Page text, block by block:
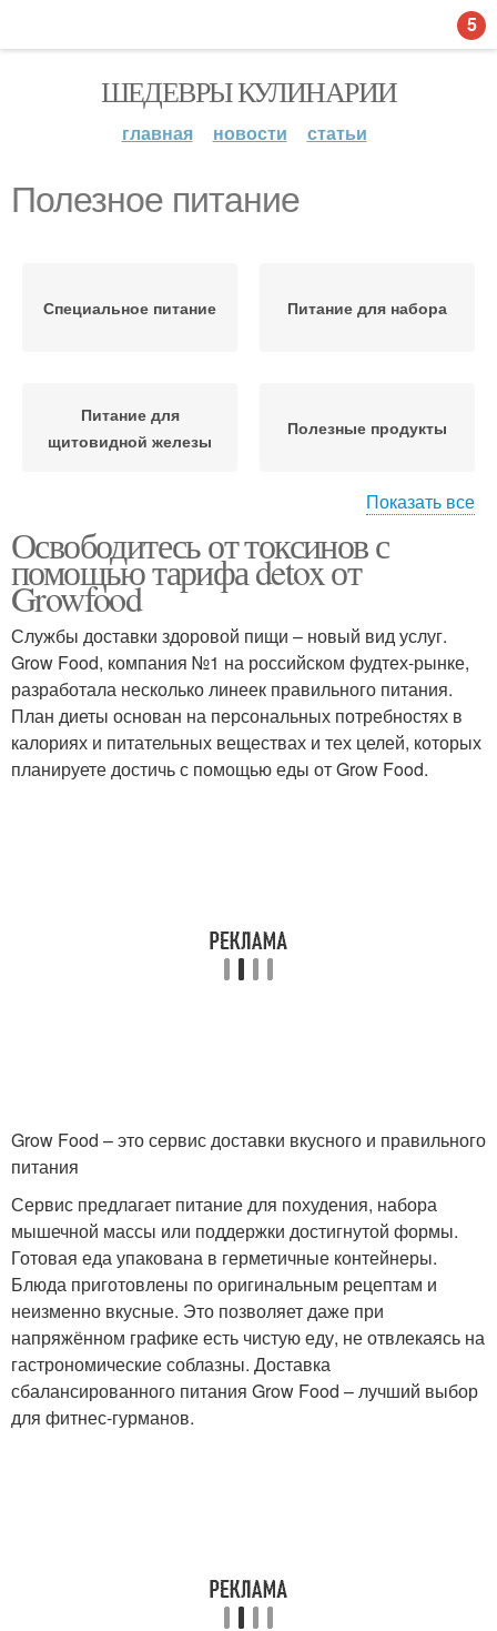
ШЕДЕВРЫ КУЛИНАРИИ
главная новости статьи
Полезное питание
Специальное питание Питание для набора
Питание для
щитовидной железы
Полезные продукты
Питание при узлах
гипотиреозе
Советы по питанию
Рекомендации по
диетическому питанию
Питание при
Питание с пользой
Показать все
Освободитесь от токсинов с
помощью тарифа detox от
Growfood
Службы доставки здоровой пищи – новый вид услуг.
Grow Food, компания №1 на российском фудтех-рынке,
разработала несколько линеек правильного питания.
План диеты основан на персональных потребностях в
калориях и питательных веществах и тех целей, которых
планируете достичь с помощью еды от Grow Food.
Grow Food – это сервис доставки вкусного и правильного
питания
Сервис предлагает питание для похудения, набора
мышечной массы или поддержки достигнутой формы.
Готовая еда упакована в герметичные контейнеры.
Блюда приготовлены по оригинальным рецептам и
неизменно вкусные. Это позволяет даже при
напряжённом графике есть чистую еду, не отвлекаясь на
гастрономические соблазны. Доставка
сбалансированного питания Grow Food – лучший выбор
для фитнес-гурманов.
5